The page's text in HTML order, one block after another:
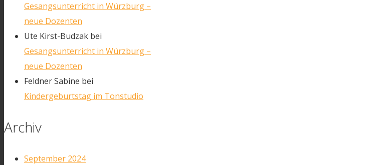
Gesangsunterricht in Würzburg –
neue Dozenten
Ute Kirst-Budzak bei
Gesangsunterricht in Würzburg –
neue Dozenten
Feldner Sabine bei
Kindergeburtstag im Tonstudio
Archiv
September 2024